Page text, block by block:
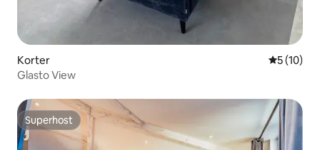
Korter Keskmine
5 (10)
Glasto View
Superhost
Superhost